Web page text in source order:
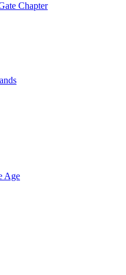
Chapter
Age